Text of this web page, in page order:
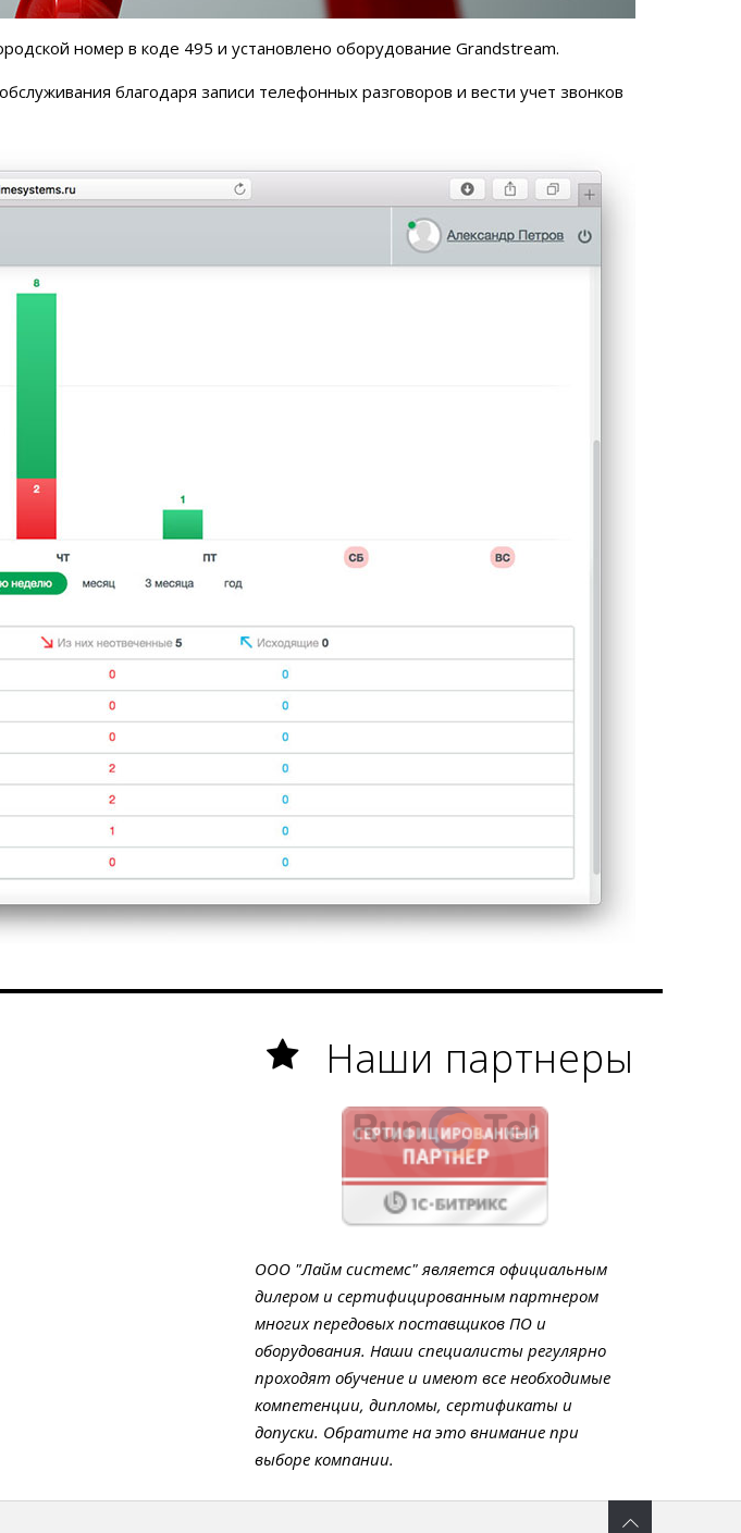
номер в коде 495 и установлено оборудование Grandstream.
благодаря записи телефонных разговоров и вести учет звонков
Наши партнеры
ООО "Лайм системс" является официальным
дилером и сертифицированным партнером
многих передовых поставщиков ПО и
оборудования. Наши специалисты регулярно
проходят обучение и имеют все необходимые
компетенции, дипломы, сертификаты и
допуски. Обратите на это внимание при
выборе компании.